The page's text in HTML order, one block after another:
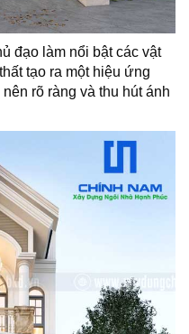
đạo làm nổi bật các vật
tạo ra một hiệu ứng
rõ ràng và thu hút ánh